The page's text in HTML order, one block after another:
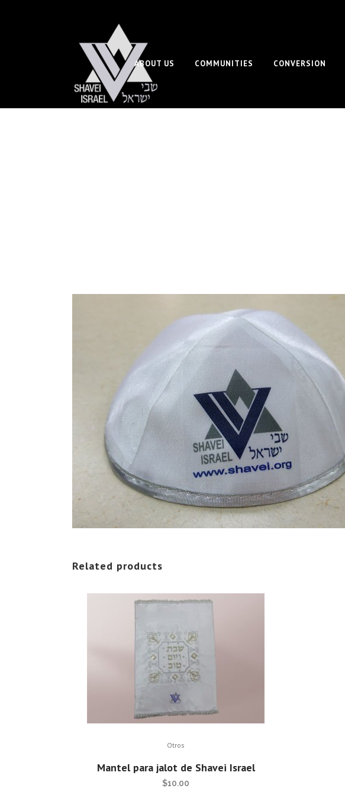
ABOUT US COMMUNITIES CONVERSION
Related products
Otros
Mantel para jalot de Shavei Israel
$10.00